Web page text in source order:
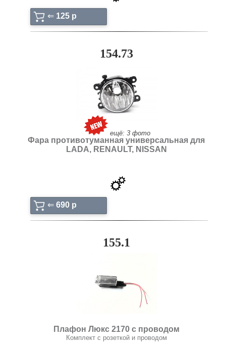
⇐ 125 p
154.73
ещё: 3 фото
Фара противотуманная универсальная для
LADA, RENAULT, NISSAN
⇐ 690 p
155.1
Плафон Люкс 2170 с проводом
Комплект с розеткой и проводом